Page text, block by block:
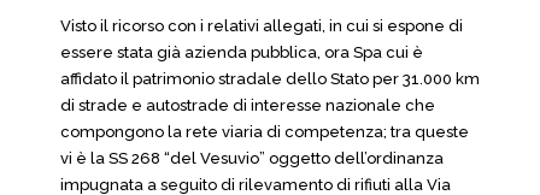
Visto il ricorso con i relativi allegati, in cui si espone di
essere stata già azienda pubblica, ora Spa cui è
affidato il patrimonio stradale dello Stato per 31.000 km
di strade e autostrade di interesse nazionale che
compongono la rete viaria di competenza; tra queste
vi è la SS 268 “del Vesuvio” oggetto dell’ordinanza
impugnata a seguito di rilevamento di rifiuti alla Via